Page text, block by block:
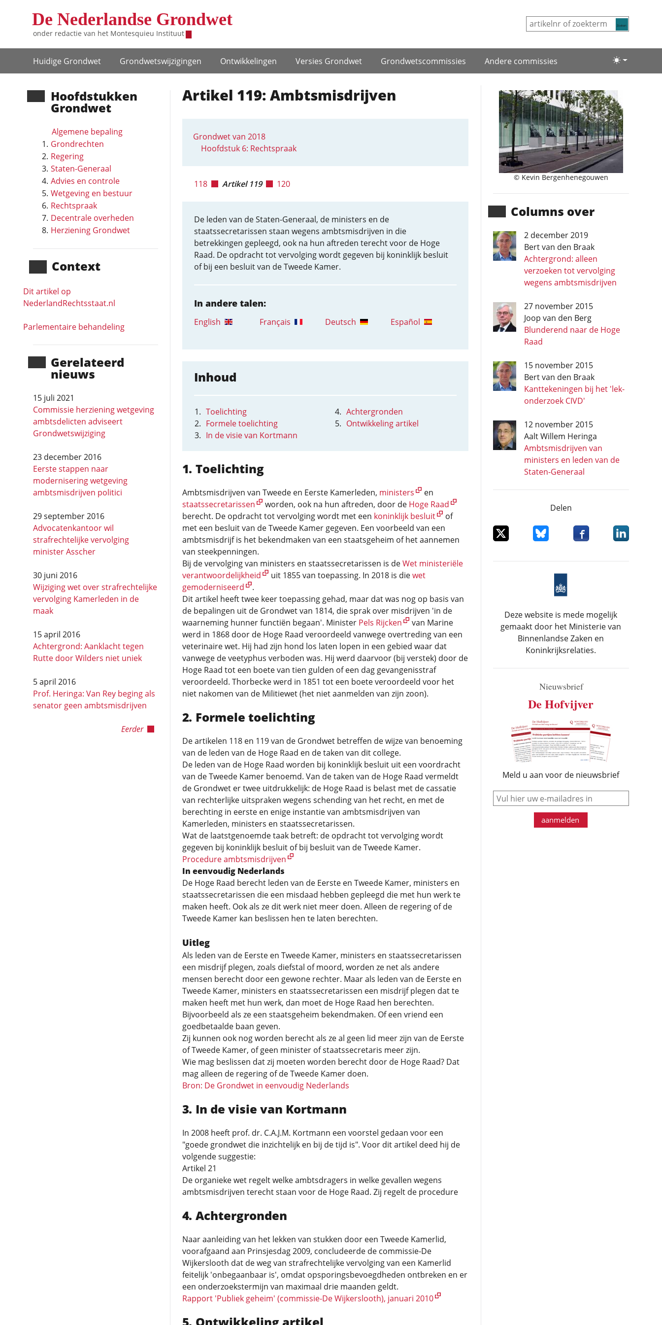
De Nederlandse Grondwet
onder redactie van het Montesquieu Instituut
Lichte/
Hoofdnavigatie
Huidige Grondwet Grondwets­wijzigingen Ontwikke­lingen Versies Grondwet Grondwets­commissies Andere commissies
Hoofd­stukken
Grondwet
Algemene bepaling
Grondrechten
Regering
Staten-Generaal
Advies en controle
Wetgeving en bestuur
Rechtspraak
Decentrale overheden
Herziening Grondwet
Context
Dit artikel op
NederlandRechts­staat.nl
Parlementaire behandeling
Gerela­teerd
nieuws
15 juli 2021
Commissie herziening wetgeving
ambts­­delicten adviseert
Grondwetswijziging
23 december 2016
Eerste stappen naar
modernisering wetgeving
ambtsmisdrijven politici
29 september 2016
Advocatenkantoor wil
strafrechtelijke vervolging
minister Asscher
30 juni 2016
Wijziging wet over strafrechtelijke
vervolging Kamerleden in de
maak
15 april 2016
Achtergrond: Aanklacht tegen
Rutte door Wilders niet uniek
5 april 2016
Prof. Heringa: Van Rey beging als
senator geen ambtsmisdrijven
Eerder
Artikel 119: Ambtsmisdrijven
Grondwet van 2018
Hoofdstuk 6: Rechtspraak
118 Artikel 119 120
De leden van de Staten-Generaal, de ministers en de
staatssecretarissen staan wegens ambtsmisdrijven in die
betrekkingen gepleegd, ook na hun aftreden terecht voor de Hoge
Raad. De opdracht tot vervolging wordt gegeven bij koninklijk besluit
of bij een besluit van de Tweede Kamer.
In andere talen:
English Français Deutsch Español
Inhoud
Toelichting
Formele toelichting
In de visie van Kortmann
Achtergronden
Ontwikkeling artikel
Toelichting
Ambtsmisdrijven van Tweede en Eerste Kamerleden, ministers
en
staatssecretarissen
worden, ook na hun aftreden, door de Hoge Raad
berecht. De opdracht tot vervolging wordt met een koninklijk besluit
of
met een besluit van de Tweede Kamer gegeven. Een voorbeeld van een
ambtsmisdrijf is het bekendmaken van een staatsgeheim of het aannemen
van steekpenningen.
Bij de vervolging van ministers en staatssecretarissen is deWet ministeriële
verantwoordelijkheid
uit 1855 van toepassing. In 2018 is diewet
gemoderniseerd
.
Dit artikel heeft twee keer toepassing gehad, maar dat was nog op basis van
de bepalingen uit de Grondwet van 1814, die sprak over misdrijven 'in de
waarneming hunner functiën begaan'. Minister Pels Rijcken
van Marine
werd in 1868 door de Hoge Raad veroordeeld vanwege overtreding van een
veterinaire wet. Hij had zijn hond los laten lopen in een gebied waar dat
vanwege de veetyphus verboden was. Hij werd daarvoor (bij verstek) door de
Hoge Raad tot een boete van tien gulden of een dag gevangenisstraf
veroordeeld. Thorbecke werd in 1851 tot een boete veroordeeld voor het
niet nakomen van de Militiewet (het niet aanmelden van zijn zoon).
Formele toelichting
De artikelen 118 en 119 van de Grondwet betreffen de wijze van benoeming
van de leden van de Hoge Raad en de taken van dit college.
De leden van de Hoge Raad worden bij koninklijk besluit uit een voordracht
van de Tweede Kamer benoemd. Van de taken van de Hoge Raad vermeldt
de Grondwet er twee uitdrukkelijk: de Hoge Raad is belast met de cassatie
van rechterlijke uitspraken wegens schending van het recht, en met de
berechting in eerste en enige instantie van ambtsmisdrijven van
Kamerleden, ministers en staatssecretarissen.
Wat de laatstgenoemde taak betreft: de opdracht tot vervolging wordt
gegeven bij koninklijk besluit of bij besluit van de Tweede Kamer.
Procedure ambtsmisdrijven
In eenvoudig Nederlands
De Hoge Raad berecht leden van de Eerste en Tweede Kamer, ministers en
staatssecretarissen die een misdaad hebben gepleegd die met hun werk te
maken heeft. Ook als ze dit werk niet meer doen. Alleen de regering of de
Tweede Kamer kan beslissen hen te laten berechten.
Uitleg
Als leden van de Eerste en Tweede Kamer, ministers en staatssecretarissen
een misdrijf plegen, zoals diefstal of moord, worden ze net als andere
mensen berecht door een gewone rechter. Maar als leden van de Eerste en
Tweede Kamer, ministers en staatssecretarissen een misdrijf plegen dat te
maken heeft met hun werk, dan moet de Hoge Raad hen berechten.
Bijvoorbeeld als ze een staatsgeheim bekendmaken. Of een vriend een
goedbetaalde baan geven.
Zij kunnen ook nog worden berecht als ze al geen lid meer zijn van de Eerste
of Tweede Kamer, of geen minister of staatssecretaris meer zijn.
Wie mag beslissen dat zij moeten worden berecht door de Hoge Raad? Dat
mag alleen de regering of de Tweede Kamer doen.
Bron: De Grondwet in eenvoudig Nederlands
In de visie van Kortmann
In 2008 heeft prof. dr. C.A.J.M. Kortmann een voorstel gedaan voor een
"goede grondwet die inzichtelijk en bij de tijd is". Voor dit artikel deed hij de
volgende suggestie:
Artikel 21
De organieke wet regelt welke ambtsdragers in welke gevallen wegens
ambtsmisdrijven terecht staan voor de Hoge Raad. Zij regelt de procedure
Achtergronden
Naar aanleiding van het lekken van stukken door een Tweede Kamerlid,
voorafgaand aan Prinsjesdag 2009, concludeerde de commissie-De
Wijkerslooth dat de weg van strafrechtelijke vervolging van een Kamerlid
feitelijk 'onbegaanbaar is', omdat opsporingsbevoegdheden ontbreken en er
een onderzoekstermijn van maximaal drie maanden geldt.
Rapport 'Publiek geheim' (commissie-De Wijkerslooth), januari 2010
© Kevin Bergenhenegouwen
Columns over
2 december 2019
Bert van den Braak
Achtergrond: alleen
verzoeken tot vervolging
wegens ambtsmisdrijven
27 november 2015
Joop van den Berg
Blunderend naar de Hoge
Raad
15 november 2015
Bert van den Braak
Kanttekeningen bij het 'lek-
onderzoek CIVD'
12 november 2015
Aalt Willem Heringa
Ambtsmisdrijven van
ministers en leden van de
Staten-Generaal
Delen
Deel dit item op XDeel dit item op Bluesky
Deel dit item op
Deel dit
Deze website is mede mogelijk
gemaakt door het Ministerie van
Binnenlandse Zaken en
Koninkrijksrelaties.
Nieuwsbrief
De Hofvijver
Meld u aan voor de nieuwsbrief
e-mail
aanmelden